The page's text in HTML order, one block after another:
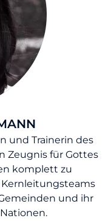
und Trainerin des
Zeugnis für Gottes
komplett zu
Kernleitungsteams
und ihr